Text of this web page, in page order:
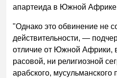
апартеида в Южной
"Однако это обвинение не
действительности, —
отличие от Южной Африки,
расовой, ни религиозной
арабского, мусульманского